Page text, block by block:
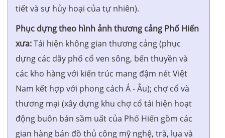
tiết và sự hủy hoại của tự nhiên).
Phục dựng theo hình ảnh thương cảng Phố Hiến
xưa:Tái hiện không gian thương cảng (phục
dựng các dãy phố cổ ven sông, bến thuyền và
các kho hàng với kiến trúc mang đậm nét Việt
Nam kết hợp với phong cách Á - Âu); chợ cổ và
thương mại (xây dựng khu chợ cổ tái hiện hoạt
động buôn bán sầm uất của Phố Hiến gồm các
gian hàng bán đồ thủ công mỹ nghệ, trà, lụa và